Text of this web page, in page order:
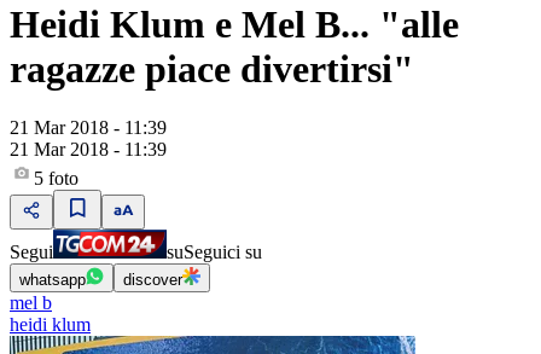
Heidi Klum e Mel B... "alle
ragazze piace divertirsi"
21 Mar 2018 - 11:39
21 Mar 2018 - 11:39
5 foto
Segui suSeguici su
whatsapp discover
mel b
heidi klum